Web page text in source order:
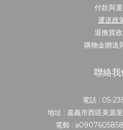
付款與
運送政
退換貨
購物金贈送
聯絡我
電話 : 05-
地址 : 嘉義市西區美源
電郵 :